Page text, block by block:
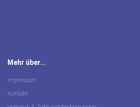
Mehr über...
Impressum
Kontakt